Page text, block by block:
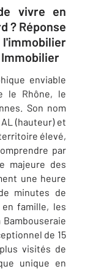
vivre en
? Réponse
Immobilier
enviable
le Rhône, le
Son nom
(hauteur) et
élevé,
par
majeure des
une heure
minutes de
en famille, les
de 15
visités de
unique en